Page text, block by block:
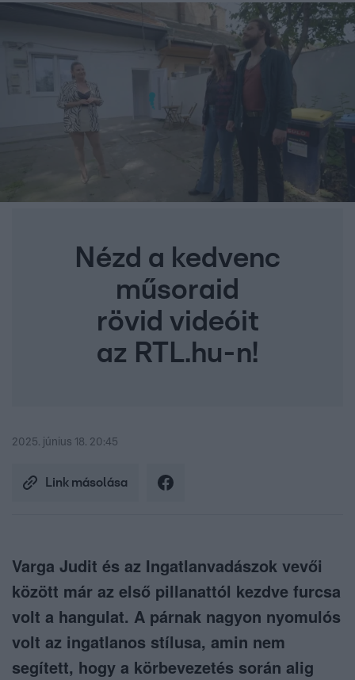
Nézd a kedvenc
műsoraid
rövid videóit
az RTL.hu-n!
2025. június 18. 20:45
Link másolása
Varga Judit és az Ingatlanvadászok vevői
között már az első pillanattól kezdve furcsa
volt a hangulat. A párnak nagyon nyomulós
volt az ingatlanos stílusa, amin nem
segített, hogy a körbevezetés során alig